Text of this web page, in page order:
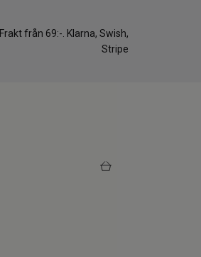
Frakt från 69:-. Klarna, Swish,
Stripe